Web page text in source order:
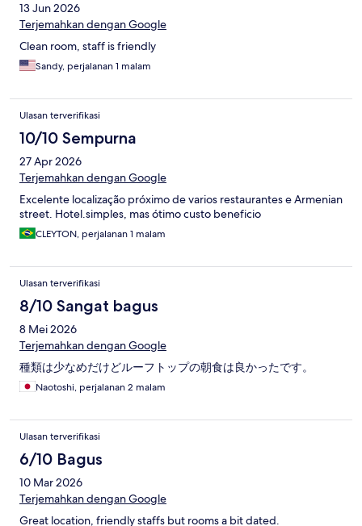
13 Jun 2026
Terjemahkan dengan Google
Clean room, staff is friendly
Sandy, perjalanan 1 malam
Ulasan terverifikasi
10/10 Sempurna
27 Apr 2026
Terjemahkan dengan Google
Excelente localização próximo de varios restaurantes e Armenian
street. Hotel.simples, mas ótimo custo beneficio
CLEYTON, perjalanan 1 malam
Ulasan terverifikasi
8/10 Sangat bagus
8 Mei 2026
Terjemahkan dengan Google
種類は少なめだけどルーフトップの朝食は良かったです。
Naotoshi, perjalanan 2 malam
Ulasan terverifikasi
6/10 Bagus
10 Mar 2026
Terjemahkan dengan Google
Great location, friendly staffs but rooms a bit dated.